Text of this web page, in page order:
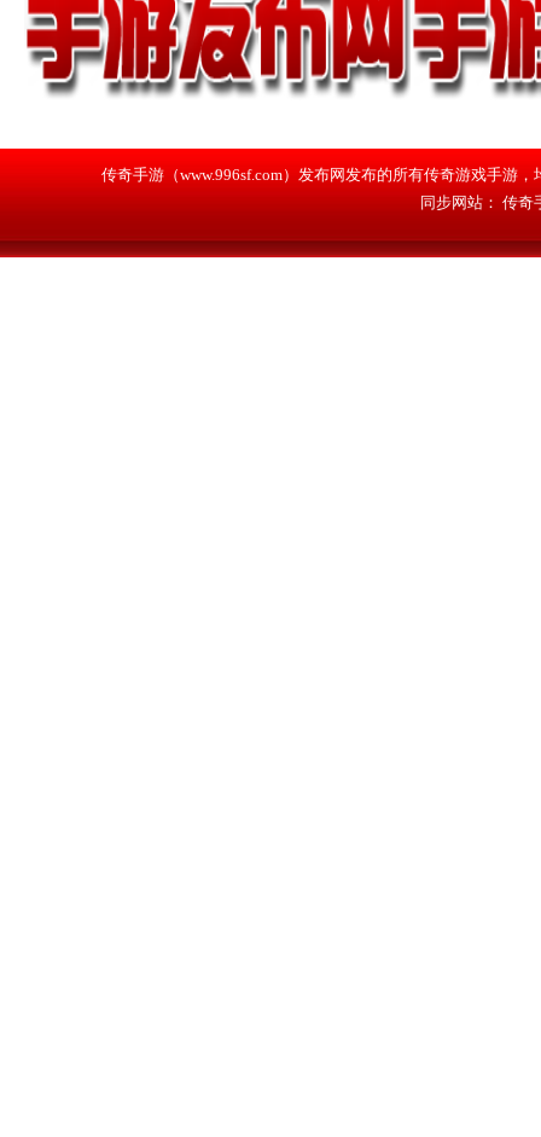
传奇手游（www.996sf.com）发布网发布的所有传奇游戏手游
同步网站：传奇